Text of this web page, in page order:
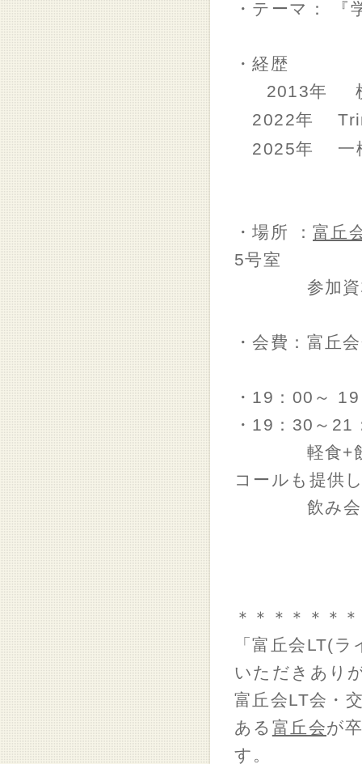
・テーマ：
・経歴
2013年 横
2022年
2025年 一橋
・場所 ： 富丘
5号室
参加資格：
・会費：富丘
・19：00～
・19：30～
軽食+飲み
コールも提供
飲み会的な
＊＊＊＊＊＊
「富丘会LT(
いただきあり
富丘会LT会・
ある 富丘会が
す。